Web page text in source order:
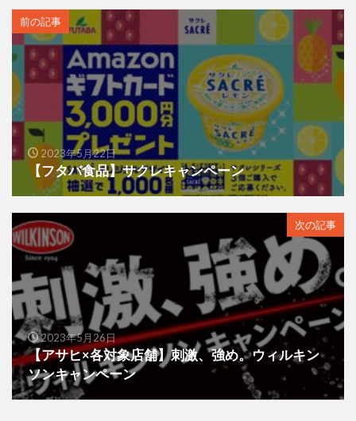
前の記事
2023年5月22日
【フタバ食品】サクレキャンペーン
次の記事
2023年5月26日
【アサヒ×各対象店舗】刺激、強め。ウィルキン
ソンキャンペーン